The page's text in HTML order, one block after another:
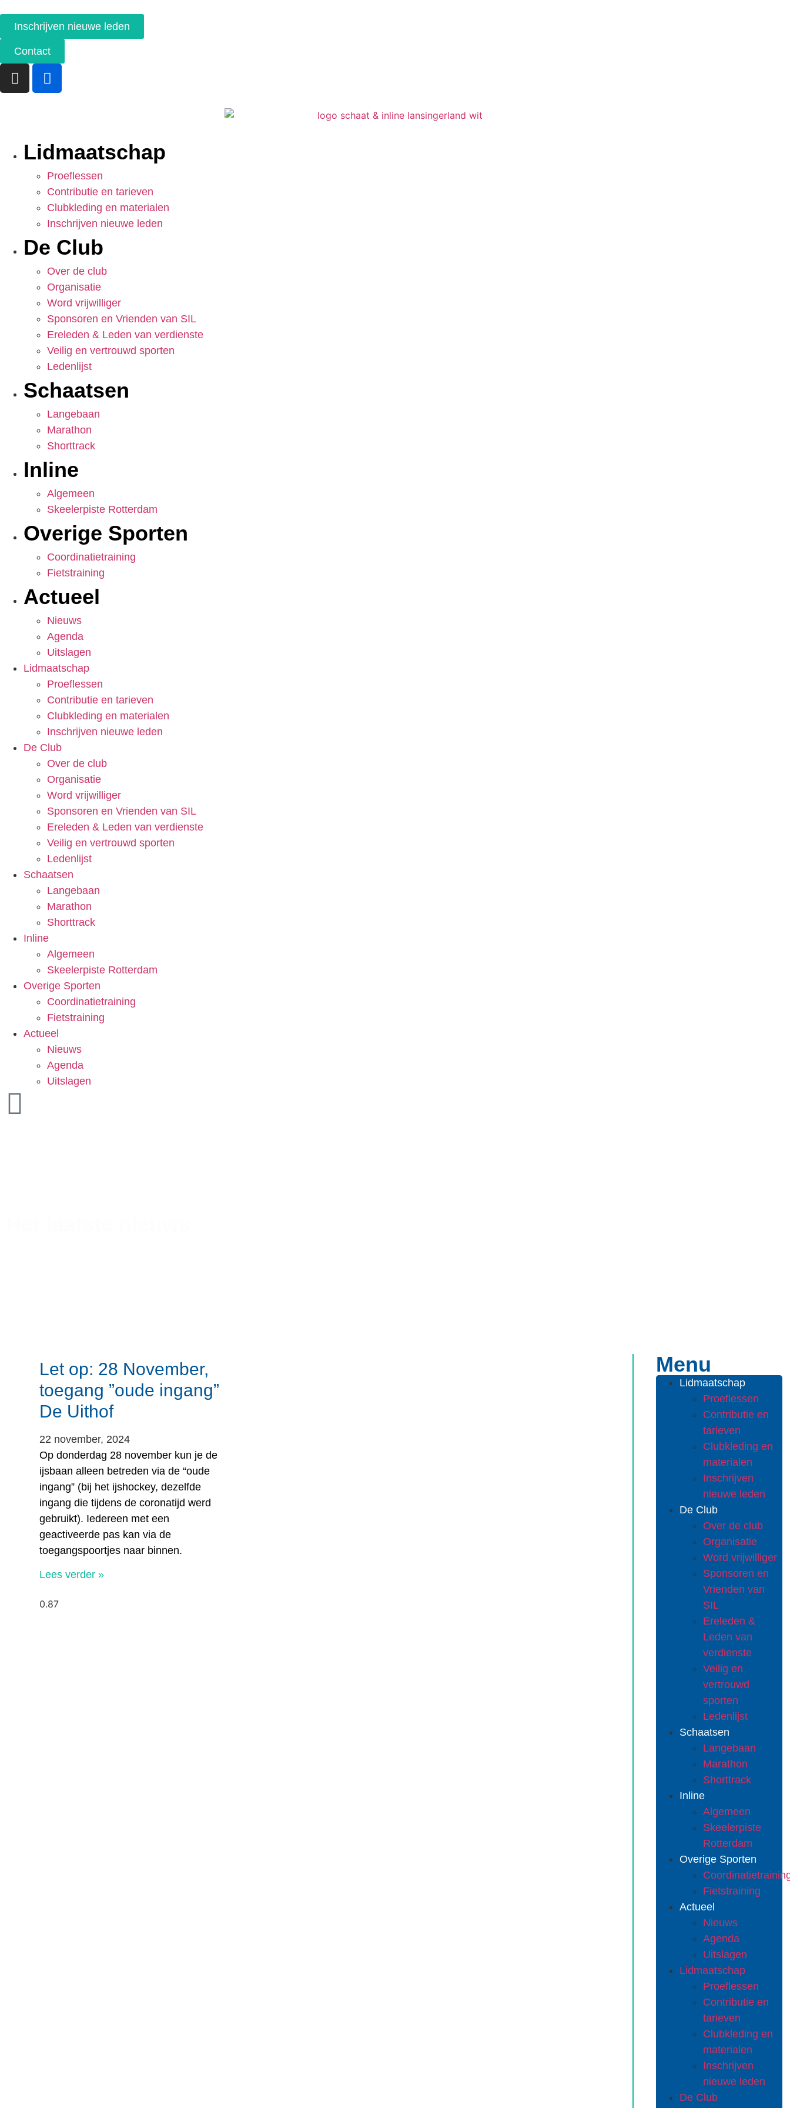
Inschrijven nieuwe leden
Contact
Lidmaatschap
Proeflessen
Contributie en tarieven
Clubkleding en materialen
Inschrijven nieuwe leden
De Club
Over de club
Organisatie
Word vrijwilliger
Sponsoren en Vrienden van SIL
Ereleden & Leden van verdienste
Veilig en vertrouwd sporten
Ledenlijst
Schaatsen
Langebaan
Marathon
Shorttrack
Inline
Algemeen
Skeelerpiste Rotterdam
Overige Sporten
Coordinatietraining
Fietstraining
Actueel
Nieuws
Agenda
Uitslagen
Lidmaatschap
Proeflessen
Contributie en tarieven
Clubkleding en materialen
Inschrijven nieuwe leden
De Club
Over de club
Organisatie
Word vrijwilliger
Sponsoren en Vrienden van SIL
Ereleden & Leden van verdienste
Veilig en vertrouwd sporten
Ledenlijst
Schaatsen
Langebaan
Marathon
Shorttrack
Inline
Algemeen
Skeelerpiste Rotterdam
Overige Sporten
Coordinatietraining
Fietstraining
Actueel
Nieuws
Agenda
Uitslagen
Let op: 28 November,
toegang ”oude ingang”
De Uithof
22 november, 2024
Op donderdag 28 november kun je de
ijsbaan alleen betreden via de “oude
ingang” (bij het ijshockey, dezelfde
ingang die tijdens de coronatijd werd
gebruikt). Iedereen met een
geactiveerde pas kan via de
toegangspoortjes naar binnen.
Lees verder »
Menu
Lidmaatschap
Proeflessen
Contributie en
tarieven
Clubkleding en
materialen
Inschrijven
nieuwe leden
De Club
Over de club
Organisatie
Word vrijwilliger
Sponsoren en
Vrienden van
SIL
Ereleden &
Leden van
verdienste
Veilig en
vertrouwd
sporten
Ledenlijst
Schaatsen
Langebaan
Marathon
Shorttrack
Inline
Algemeen
Skeelerpiste
Rotterdam
Overige Sporten
Fietstraining
Actueel
Nieuws
Agenda
Uitslagen
Lidmaatschap
Proeflessen
Contributie en
tarieven
Clubkleding en
materialen
Inschrijven
nieuwe leden
De Club